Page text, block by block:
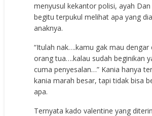
menyusul kekantor polisi, ayah Dan
begitu terpukul melihat apa yang
anaknya.
“Itulah nak….kamu gak mau dengar
orang tua….kalau sudah beginikan
cuma penyesalan…” Kania hanya
kania marah besar, tapi tidak bisa
apa.
Ternyata kado valentine yang